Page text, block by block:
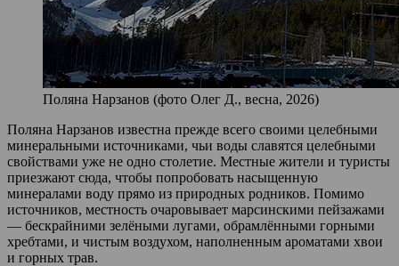
Поляна Нарзанов (фото Олег Д., весна, 2026)
Поляна Нарзанов известна прежде всего своими целебными
минеральными источниками, чьи воды славятся целебными
свойствами уже не одно столетие. Местные жители и туристы
приезжают сюда, чтобы попробовать насыщенную
минералами воду прямо из природных родников. Помимо
источников, местность очаровывает марсинскими пейзажами
— бескрайними зелёными лугами, обрамлёнными горными
хребтами, и чистым воздухом, наполненным ароматами хвои
и горных трав.